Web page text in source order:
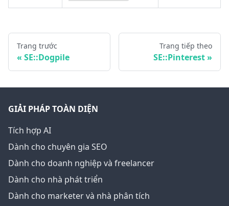
Trang trước
SE::Dogpile
Trang tiếp theo
SE::Pinterest
GIẢI PHÁP TOÀN DIỆN
Tích hợp AI
Dành cho chuyên gia SEO
Dành cho doanh nghiệp và freelancer
Dành cho nhà phát triển
Dành cho marketer và nhà phân tích